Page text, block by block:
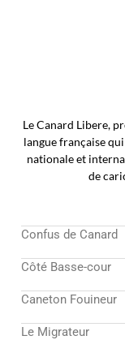
Le Canard Libere,
langue française
nationale et
de
Confus de Canard
Côté Basse-cour
Caneton Fouineur
Le Migrateur